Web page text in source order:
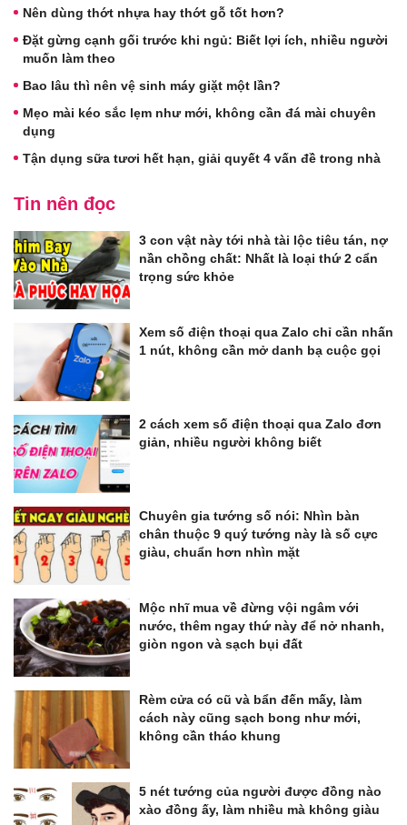
Nên dùng thớt nhựa hay thớt gỗ tốt hơn?
Đặt gừng cạnh gối trước khi ngủ: Biết lợi ích, nhiều người
muốn làm theo
Bao lâu thì nên vệ sinh máy giặt một lần?
Mẹo mài kéo sắc lẹm như mới, không cần đá mài chuyên
dụng
Tận dụng sữa tươi hết hạn, giải quyết 4 vấn đề trong nhà
Tin nên đọc
3 con vật này tới nhà tài lộc tiêu tán, nợ
nần chồng chất: Nhất là loại thứ 2 cẩn
trọng sức khỏe
Xem số điện thoại qua Zalo chỉ cần nhấn
1 nút, không cần mở danh bạ cuộc gọi
2 cách xem số điện thoại qua Zalo đơn
giản, nhiều người không biết
Chuyên gia tướng số nói: Nhìn bàn
chân thuộc 9 quý tướng này là số cực
giàu, chuẩn hơn nhìn mặt
Mộc nhĩ mua về đừng vội ngâm với
nước, thêm ngay thứ này để nở nhanh,
giòn ngon và sạch bụi đất
Rèm cửa có cũ và bẩn đến mấy, làm
cách này cũng sạch bong như mới,
không cần tháo khung
5 nét tướng của người được đồng nào
xào đồng ấy, làm nhiều mà không giàu